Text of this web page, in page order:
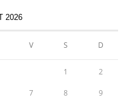
2026
V S D
1 2
7 8 9